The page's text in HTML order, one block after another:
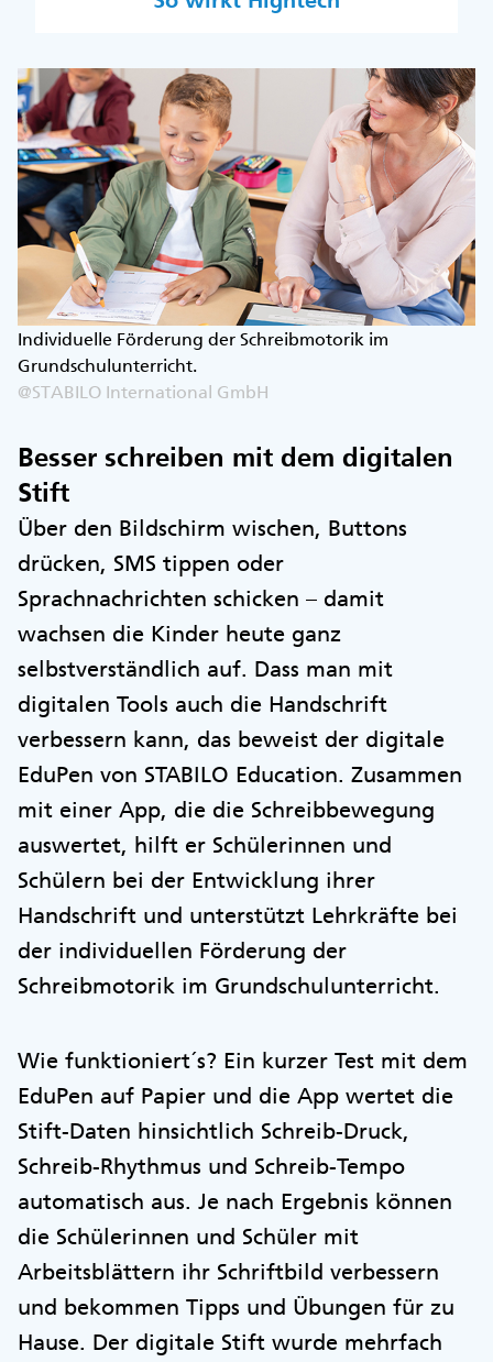
Individuelle Förderung der Schreibmotorik im
Grundschulunterricht.
@STABILO International GmbH
Besser schreiben mit dem digitalen
Stift
Über den Bildschirm wischen, Buttons
drücken, SMS tippen oder
Sprachnachrichten schicken – damit
wachsen die Kinder heute ganz
selbstverständlich auf. Dass man mit
digitalen Tools auch die Handschrift
verbessern kann, das beweist der digitale
EduPen von STABILO Education. Zusammen
mit einer App, die die Schreibbewegung
auswertet, hilft er Schülerinnen und
Schülern bei der Entwicklung ihrer
Handschrift und unterstützt Lehrkräfte bei
der individuellen Förderung der
Schreibmotorik im Grundschulunterricht.
Wie funktioniert´s? Ein kurzer Test mit dem
EduPen auf Papier und die App wertet die
Stift-Daten hinsichtlich Schreib-Druck,
Schreib-Rhythmus und Schreib-Tempo
automatisch aus. Je nach Ergebnis können
die Schülerinnen und Schüler mit
Arbeitsblättern ihr Schriftbild verbessern
und bekommen Tipps und Übungen für zu
Hause. Der digitale Stift wurde mehrfach